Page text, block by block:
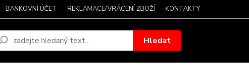
BANKOVNÍ ÚČET REKLAMACE/VRÁCENÍ ZBOŽÍ KONTAKTY
Hledat